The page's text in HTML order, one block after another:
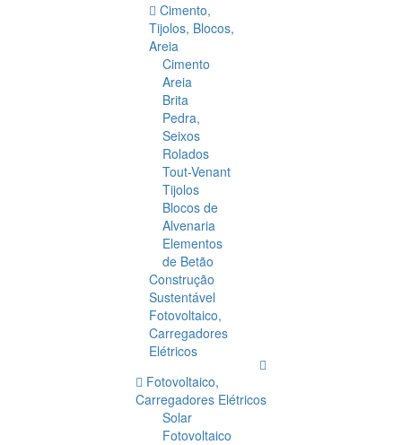
Cimento,
Tijolos, Blocos,
Areia
Cimento
Areia
Brita
Pedra,
Seixos
Rolados
Tout-Venant
Tijolos
Blocos de
Alvenaria
Elementos
de Betão
Construção
Sustentável
Fotovoltaico,
Carregadores
Elétricos
Fotovoltaico,
Carregadores Elétricos
Solar
Fotovoltaico